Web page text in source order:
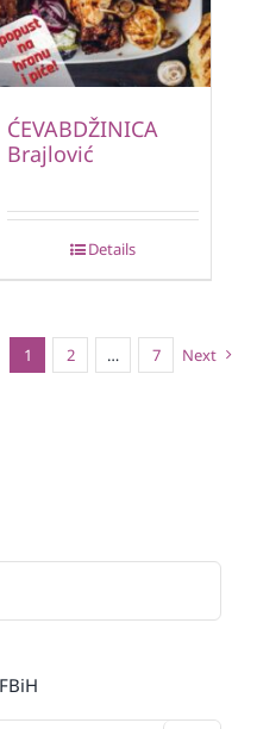
ĆEVABDŽINICA
Brajlović
Details
1 2 … 7 Next